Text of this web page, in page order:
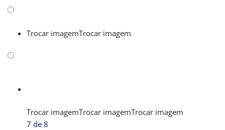
Trocar imagemTrocar imagem
Trocar imagemTrocar imagemTrocar imagem
7 de 8